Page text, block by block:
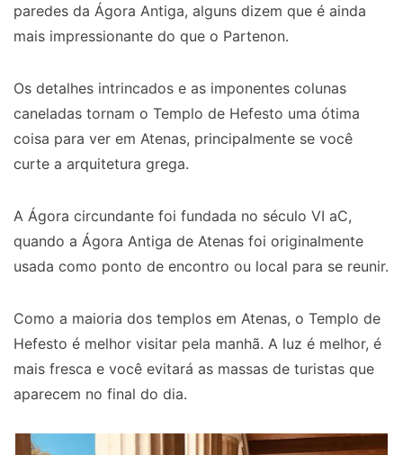
paredes da Ágora Antiga, alguns dizem que é ainda
mais impressionante do que o Partenon.
Os detalhes intrincados e as imponentes colunas
caneladas tornam o Templo de Hefesto uma ótima
coisa para ver em Atenas, principalmente se você
curte a arquitetura grega.
A Ágora circundante foi fundada no século VI aC,
quando a Ágora Antiga de Atenas foi originalmente
usada como ponto de encontro ou local para se reunir.
Como a maioria dos templos em Atenas, o Templo de
Hefesto é melhor visitar pela manhã. A luz é melhor, é
mais fresca e você evitará as massas de turistas que
aparecem no final do dia.